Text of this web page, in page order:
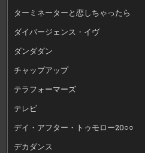
ターミネーターと恋しちゃったら
ダイバージェンス・イヴ
ダンダダン
チャップアップ
テラフォーマーズ
テレビ
デイ・アフター・トゥモロー20○○
デカダンス